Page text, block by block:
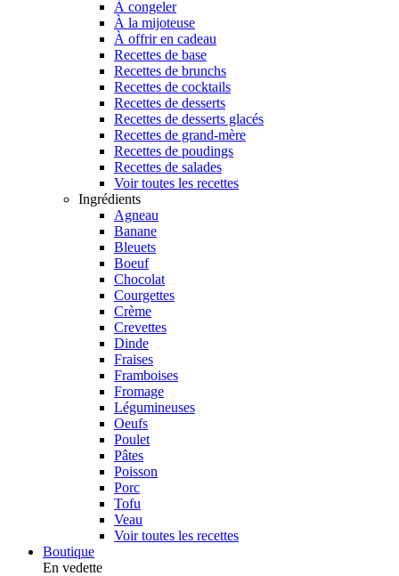
À congeler
À la mijoteuse
À offrir en cadeau
Recettes de base
Recettes de brunchs
Recettes de cocktails
Recettes de desserts
Recettes de desserts glacés
Recettes de grand-mère
Recettes de poudings
Recettes de salades
Voir toutes les recettes
Ingrédients
Agneau
Banane
Bleuets
Boeuf
Chocolat
Courgettes
Crème
Crevettes
Dinde
Fraises
Framboises
Fromage
Légumineuses
Oeufs
Poulet
Pâtes
Poisson
Porc
Tofu
Veau
Voir toutes les recettes
Boutique
En vedette